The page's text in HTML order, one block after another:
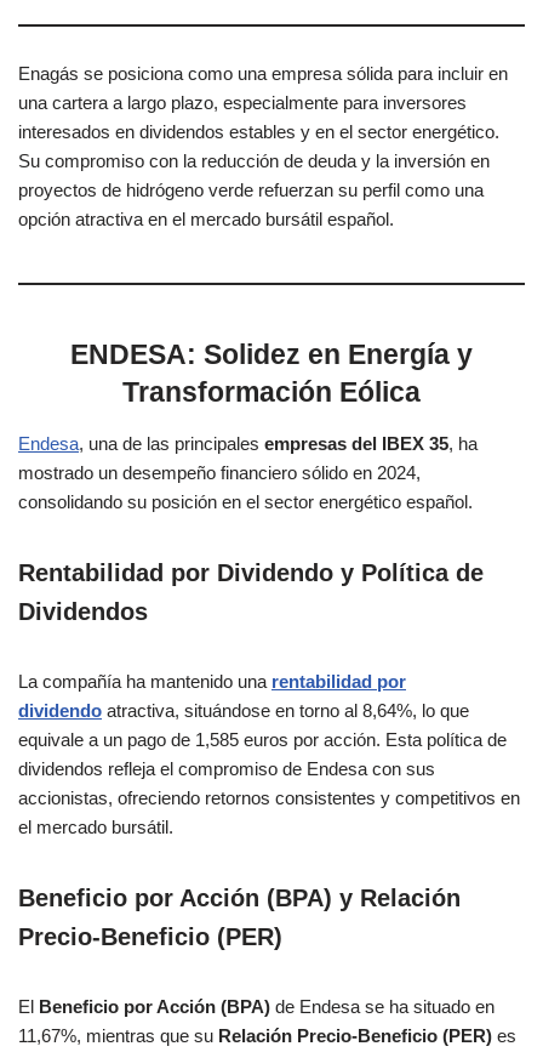
Enagás se posiciona como una empresa sólida para incluir en
una cartera a largo plazo, especialmente para inversores
interesados en dividendos estables y en el sector energético.
Su compromiso con la reducción de deuda y la inversión en
proyectos de hidrógeno verde refuerzan su perfil como una
opción atractiva en el mercado bursátil español.
ENDESA: Solidez en Energía y
Transformación Eólica
Endesa, una de las principales empresas del IBEX 35, ha
mostrado un desempeño financiero sólido en 2024,
consolidando su posición en el sector energético español.
Rentabilidad por Dividendo y Política de
Dividendos
La compañía ha mantenido una rentabilidad por
dividendo atractiva, situándose en torno al 8,64%, lo que
equivale a un pago de 1,585 euros por acción. Esta política de
dividendos refleja el compromiso de Endesa con sus
accionistas, ofreciendo retornos consistentes y competitivos en
el mercado bursátil.
Beneficio por Acción (BPA) y Relación
Precio-Beneficio (PER)
El Beneficio por Acción (BPA) de Endesa se ha situado en
11,67%, mientras que su Relación Precio-Beneficio (PER) es